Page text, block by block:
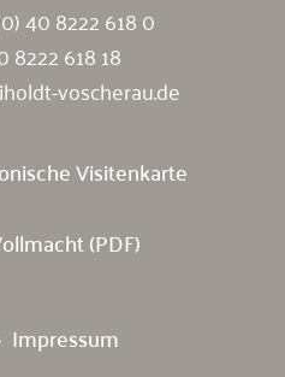
40 8222 618 0
8222 618 18
voscherau.de
Visitenkarte
(PDF)
Impressum